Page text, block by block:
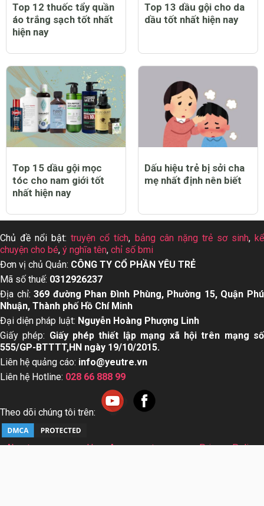
Top 12 thuốc tẩy quần
áo trắng sạch tốt nhất
hiện nay
Top 13 dầu gội cho da
dầu tốt nhất hiện nay
Top 15 dầu gội mọc
tóc cho nam giới tốt
nhất hiện nay
Dấu hiệu trẻ bị sởi cha
mẹ nhất định nên biết
Chủ đề nổi bật:truyện cổ tích, bảng cân nặng trẻ sơ sinh,kể
chuyện cho bé, ý nghĩa tên, chỉ số bmi
Đơn vị chủ Quản: CÔNG TY CỔ PHẦN YÊU TRẺ
Mã số thuế: 0312926237
Địa chỉ:369 đường Phan Đình Phùng, Phường 15, Quận Phú
Nhuận, Thành phố Hồ Chí Minh
Đại diện pháp luật: Nguyễn Hoàng Phượng Linh
Giấy phép: Giấy phép thiết lập mạng xã hội trên mạng số
555/GP-BTTTT,HN ngày 19/10/2015.
Liên hệ quảng cáo: info@yeutre.vn
Liên hệ Hotline: 028 66 888 99
Theo dõi chúng tôi trên:
About us User Agreement
Privacy Policy